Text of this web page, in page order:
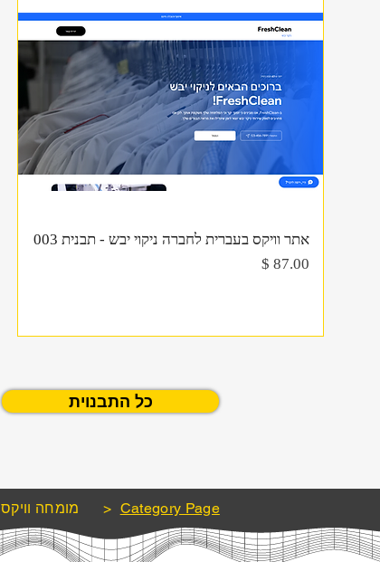
תצוגה מהירה
אתר וויקס בעברית לחברה ניקוי יבש - תבנית 003
מחיר
כל התבנוית
מומחה וויקס > Category Page